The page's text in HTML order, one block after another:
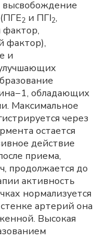
высвобождение
2 и ПГI2,
фактор),
и
обладающих
Максимальное
через
остается
действие
приема,
продолжается до
активность
нормализуется
артерий она
Высокая